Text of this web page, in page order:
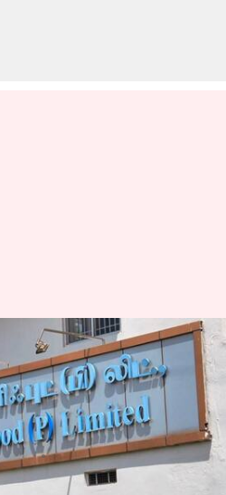
ఏఆర్‌ డెయిరీ
ప్రభుత్వాన్ని
హైకోర్టు
2024 01:16 pm